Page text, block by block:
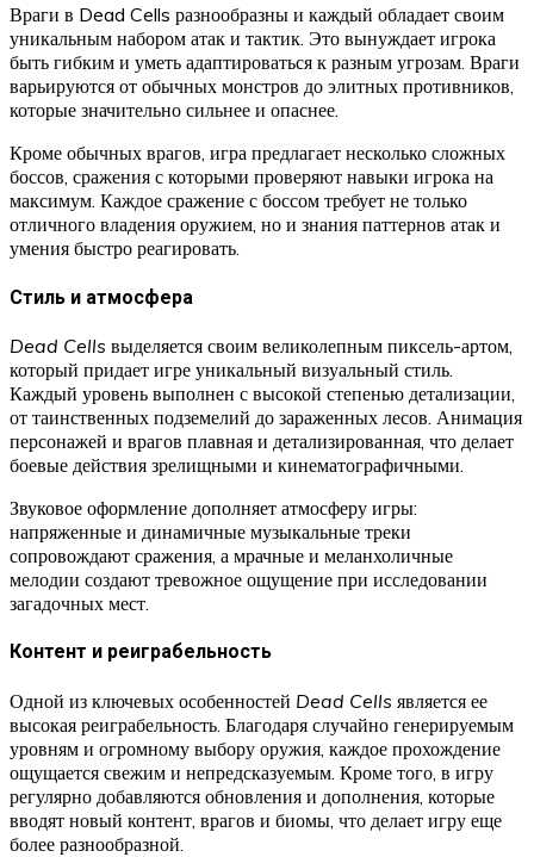
Враги в Dead Cells разнообразны и каждый обладает своим
уникальным набором атак и тактик. Это вынуждает игрока
быть гибким и уметь адаптироваться к разным угрозам. Враги
варьируются от обычных монстров до элитных противников,
которые значительно сильнее и опаснее.
Кроме обычных врагов, игра предлагает несколько сложных
боссов, сражения с которыми проверяют навыки игрока на
максимум. Каждое сражение с боссом требует не только
отличного владения оружием, но и знания паттернов атак и
умения быстро реагировать.
Стиль и атмосфера
Dead Cells выделяется своим великолепным пиксель-артом,
который придает игре уникальный визуальный стиль.
Каждый уровень выполнен с высокой степенью детализации,
от таинственных подземелий до зараженных лесов. Анимация
персонажей и врагов плавная и детализированная, что делает
боевые действия зрелищными и кинематографичными.
Звуковое оформление дополняет атмосферу игры:
напряженные и динамичные музыкальные треки
сопровождают сражения, а мрачные и меланхоличные
мелодии создают тревожное ощущение при исследовании
загадочных мест.
Контент и реиграбельность
Одной из ключевых особенностей Dead Cells является ее
высокая реиграбельность. Благодаря случайно генерируемым
уровням и огромному выбору оружия, каждое прохождение
ощущается свежим и непредсказуемым. Кроме того, в игру
регулярно добавляются обновления и дополнения, которые
вводят новый контент, врагов и биомы, что делает игру еще
более разнообразной.